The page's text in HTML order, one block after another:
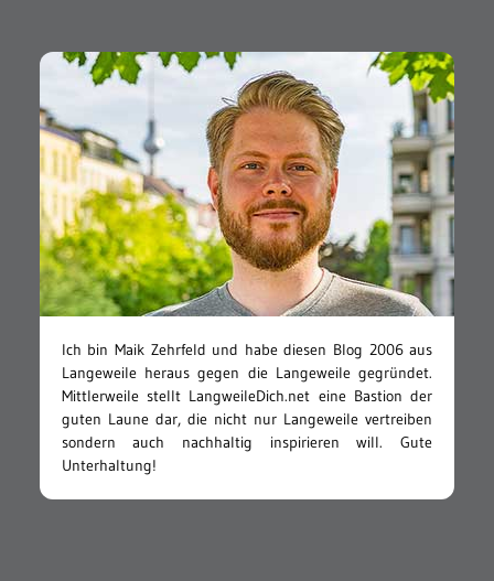
Ich bin Maik Zehrfeld und habe diesen Blog 2006 aus
Langeweile heraus gegen die Langeweile gegründet.
Mittlerweile stellt LangweileDich.net eine Bastion der
guten Laune dar, die nicht nur Langeweile vertreiben
sondern auch nachhaltig inspirieren will. Gute
Unterhaltung!